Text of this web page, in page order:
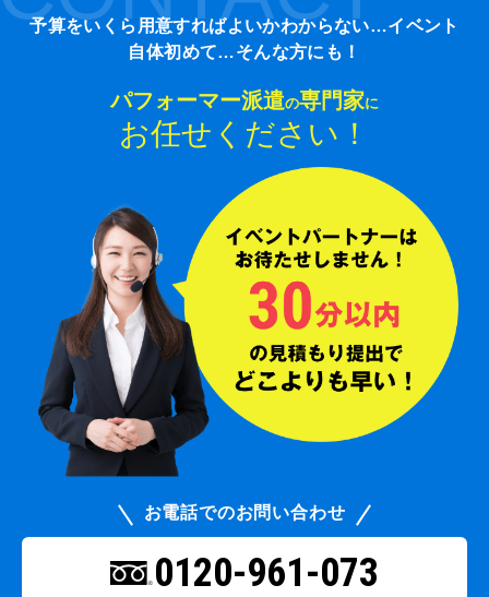
予算をいくら用意すればよいかわからない…イベント
自体初めて…そんな方にも！
パフォーマー派遣の専門家に
お任せください！
お電話でのお問い合わせ
0120-961-073